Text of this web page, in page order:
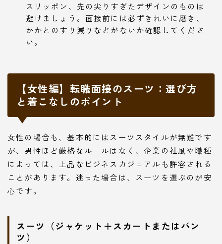
スリッポン、先の尖りすぎたデザインのものは
避けましょう。面接前には必ずきれいに磨き、
かかとのすり減りなどがないか確認してくださ
い。
【女性編】転職面接のスーツ：選び方
と着こなしのポイント
女性の場合も、基本的にはスーツスタイルが無難です
が、男性ほど厳格なルールはなく、企業の社風や職種
によっては、上品なビジネスカジュアルも許容される
ことがあります。迷った場合は、スーツを選ぶのが安
心です。
スーツ（ジャケット＋スカートまたはパン
ツ）